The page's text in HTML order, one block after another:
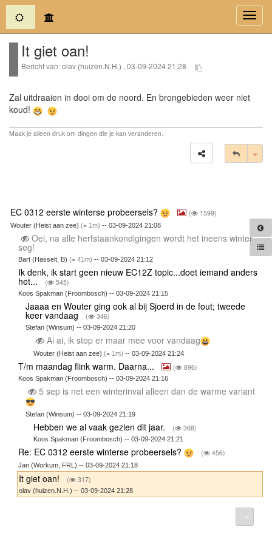
(current)
It giet oan!
Bericht van: olav (huizen.N.H.) , 03-09-2024 21:28
Zal uitdraaien in dooi om de noord. En brongebieden weer niet
koud!
Maak je alleen druk om dingen die je kan veranderen.
EC 0312 eerste winterse probeersels? ( 1599)
Wouter (Heist aan zee) ( 1m) -- 03-09-2024 21:08
Oei, na alle herfstaankondigingen wordt het ineens winter
seg!
Bart (Hasselt, B) ( 41m) -- 03-09-2024 21:12
Ik denk, ik start geen nieuw EC12Z topic...doet iemand anders
het... ( 545)
Koos Spakman (Froombosch) -- 03-09-2024 21:15
Jaaaa en Wouter ging ook al bij Sjoerd in de fout; tweede
keer vandaag ( 346)
Stefan (Winsum) -- 03-09-2024 21:20
Ai ai, ik stop er maar mee voor vandaag
Wouter (Heist aan zee) ( 1m) -- 03-09-2024 21:24
T/m maandag flink warm. Daarna... ( 896)
Koos Spakman (Froombosch) -- 03-09-2024 21:16
5 sep is net een winterinval alleen dan de warme variant
Stefan (Winsum) -- 03-09-2024 21:19
Hebben we al vaak gezien dit jaar. ( 368)
Koos Spakman (Froombosch) -- 03-09-2024 21:21
Re: EC 0312 eerste winterse probeersels? ( 456)
Jan (Workum, FRL) -- 03-09-2024 21:18
It giet oan! ( 317)
olav (huizen.N.H.) -- 03-09-2024 21:28